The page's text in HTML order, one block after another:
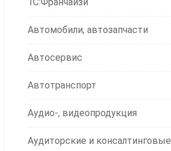
Автомобили, автозапчасти
Автосервис
Автотранспорт
Аудио-, видеопродукция
Аудиторские и консалтинговые